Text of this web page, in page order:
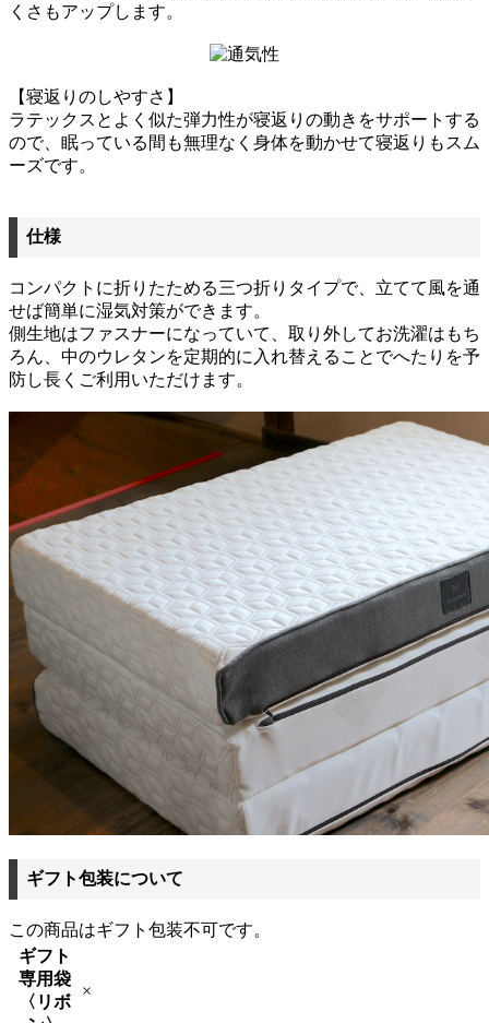
くさもアップします。
【寝返りのしやすさ】
ラテックスとよく似た弾力性が寝返りの動きをサポートする
ので、眠っている間も無理なく身体を動かせて寝返りもスム
ーズです。
仕様
コンパクトに折りたためる三つ折りタイプで、立てて風を通
せば簡単に湿気対策ができます。
側生地はファスナーになっていて、取り外してお洗濯はもち
ろん、中のウレタンを定期的に入れ替えることでへたりを予
防し長くご利用いただけます。
ギフト包装について
この商品はギフト包装不可です。
ギフト
専用袋
〈リボ
×